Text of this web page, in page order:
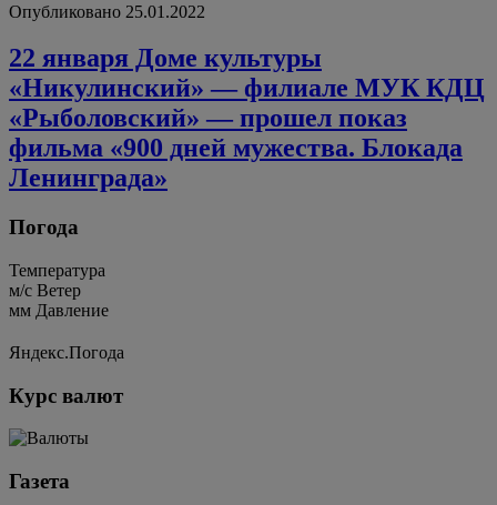
Опубликовано 25.01.2022
22 января Доме культуры
«Никулинский» — филиале МУК КДЦ
«Рыболовский» — прошел показ
фильма «900 дней мужества. Блокада
Ленинграда»
Погода
Температура
м/c Ветер
мм Давление
Яндекс.Погода
Курс валют
Газета